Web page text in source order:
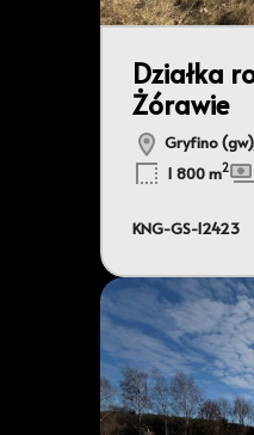
Działka
Żórawie
Gryfino
1 800 m2
KNG-GS-12423